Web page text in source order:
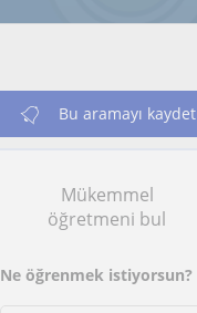
Bu aramayı kaydet
Mükemmel
öğretmeni bul
Ne öğrenmek istiyorsun?